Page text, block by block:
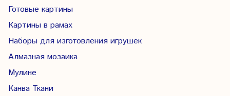
Готовые картины
Картины в рамах
Наборы для изготовления игрушек
Алмазная мозаика
Мулине
Канва Ткани